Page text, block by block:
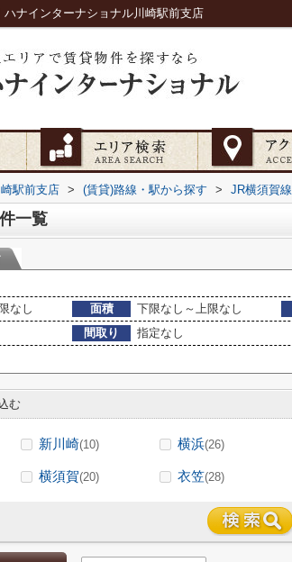
ナインターナショナル川崎駅前支店
駅前支店 > (賃貸)路線・駅から探す > JR横須賀線
一覧
なし 面積 下限なし～上限なし
間取り
指定なし
む
新川崎(10) 横浜(26)
横須賀(20) 衣笠(28)